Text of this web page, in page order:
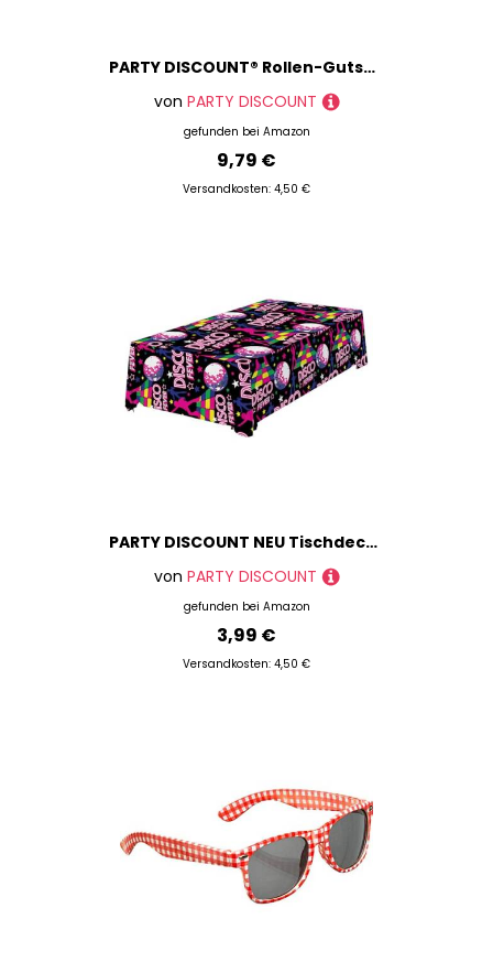
PARTY DISCOUNT® Rollen-Gutscheine Wertmarke, 1000 Abrisse, orange
von PARTY DISCOUNT
gefunden bei Amazon
9,79 €
Versandkosten: 4,50 €
PARTY DISCOUNT NEU Tischdecke Disco Fever, ca. 137x274cm
von PARTY DISCOUNT
gefunden bei Amazon
3,99 €
Versandkosten: 4,50 €